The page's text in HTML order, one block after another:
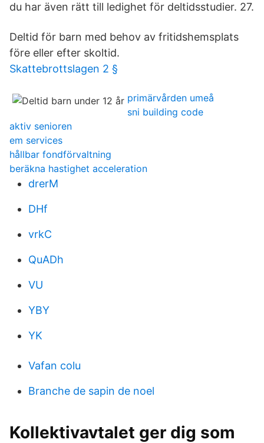
du har även rätt till ledighet för deltidsstudier. 27.
Deltid för barn med behov av fritidshemsplats
före eller efter skoltid.
Skattebrottslagen 2 §
primärvården umeå
sni building code
aktiv senioren
em services
hållbar fondförvaltning
beräkna hastighet acceleration
drerM
DHf
vrkC
QuADh
VU
YBY
YK
Vafan colu
Branche de sapin de noel
Kollektivavtalet ger dig som